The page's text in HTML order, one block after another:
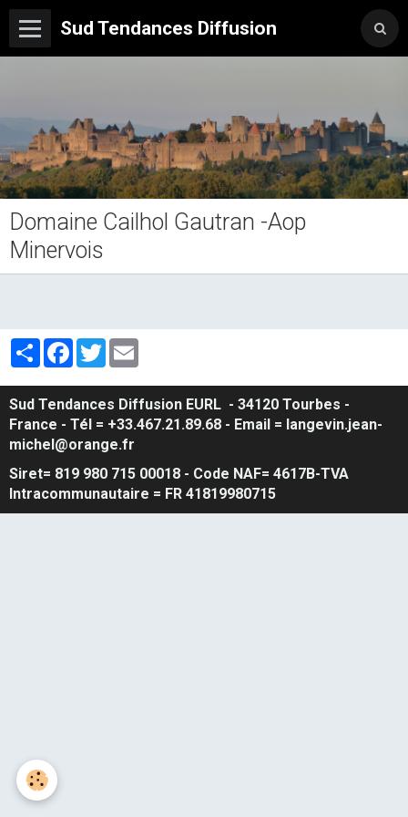
Sud Tendances Diffusion
Domaine Cailhol Gautran -Aop
Minervois
PartagerFacebook
Twitter
Sud Tendances Diffusion EURL - 34120 Tourbes -
France - Tél = +33.467.21.89.68 - Email = langevin.jean-
michel@orange.fr
Siret= 819 980 715 00018 - Code NAF= 4617B-TVA
Intracommunautaire = FR 41819980715